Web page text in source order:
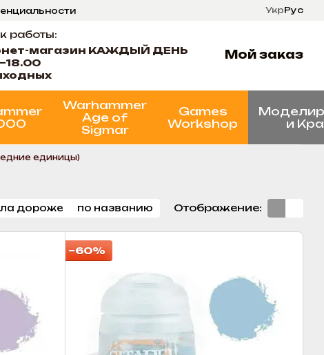
УкрРус
работы:
магазин КАЖДЫЙ ДЕНЬ
Мой заказ
Warhammer
Age of
Sigmar
Games
Workshop
и
единицы)
дороже по названию Отображение:
−60%